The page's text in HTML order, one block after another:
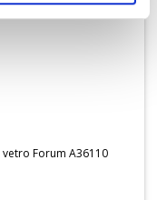
Forum A36110